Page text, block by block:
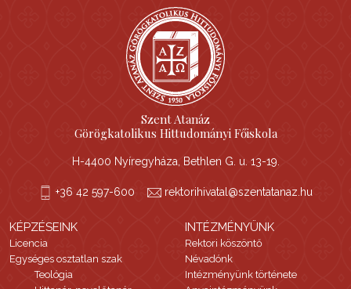
Szent Atanáz
Görögkatolikus Hittudományi Főiskola
H-4400 Nyíregyháza, Bethlen G. u. 13-19.
+36 42 597-600 rektorihivatal@szentatanaz.hu
KÉPZÉSEINK
Licencia
Egységes osztatlan szak
Teológia
INTÉZMÉNYÜNK
Rektori köszöntő
Névadónk
Intézményünk története